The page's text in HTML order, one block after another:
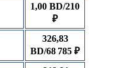
1,00 BD/210
₽
326,83
BD/68 785 ₽